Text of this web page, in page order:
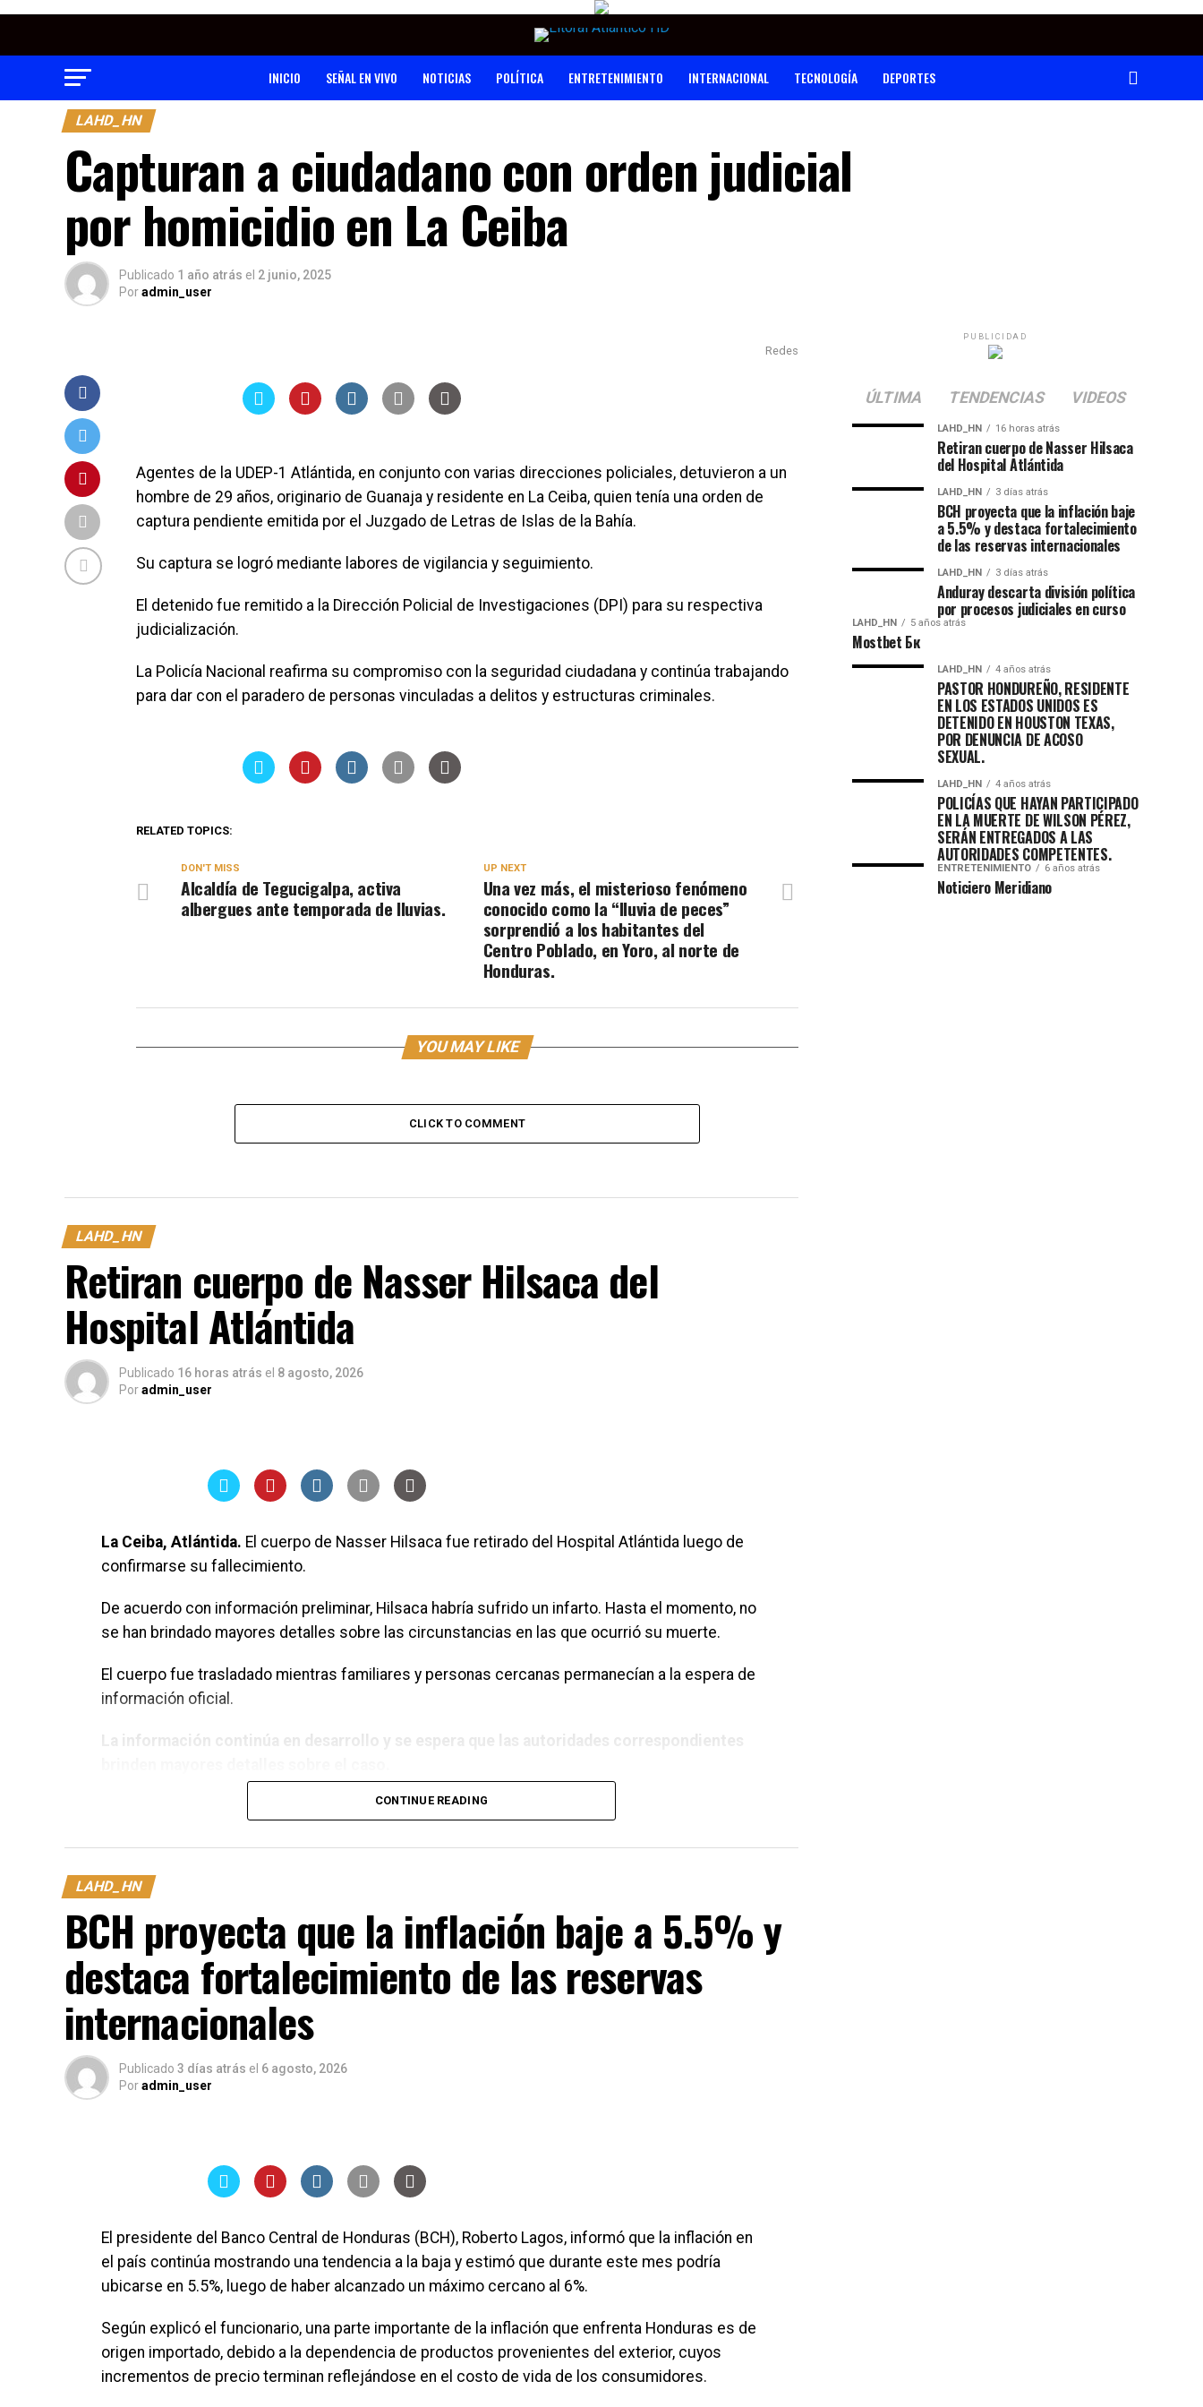
INICIO SEÑAL EN VIVO NOTICIAS POLÍTICA ENTRETENIMIENTO INTERNACIONAL TECNOLOGÍA DEPORTES
LAHD_HN
Capturan a ciudadano con orden judicial
por homicidio en La Ceiba
Publicado 1 año atrás el 2 junio, 2025
Poradmin_user
Redes
Agentes de la UDEP-1 Atlántida, en conjunto con varias direcciones policiales, detuvieron a un
hombre de 29 años, originario de Guanaja y residente en La Ceiba, quien tenía una orden de
captura pendiente emitida por el Juzgado de Letras de Islas de la Bahía.
Su captura se logró mediante labores de vigilancia y seguimiento.
El detenido fue remitido a la Dirección Policial de Investigaciones (DPI) para su respectiva
judicialización.
La Policía Nacional reafirma su compromiso con la seguridad ciudadana y continúa trabajando
para dar con el paradero de personas vinculadas a delitos y estructuras criminales.
RELATED TOPICS:
UP NEXT
Una vez más, el misterioso fenómeno
conocido como la “lluvia de peces”
sorprendió a los habitantes del
Centro Poblado, en Yoro, al norte de
Honduras.
DON'T MISS
Alcaldía de Tegucigalpa, activa
albergues ante temporada de lluvias.
YOU MAY LIKE
CLICK TO COMMENT
LAHD_HN
Retiran cuerpo de Nasser Hilsaca del
Hospital Atlántida
Publicado 16 horas atrás el 8 agosto, 2026
Poradmin_user
La Ceiba, Atlántida. El cuerpo de Nasser Hilsaca fue retirado del Hospital Atlántida luego de
confirmarse su fallecimiento.
De acuerdo con información preliminar, Hilsaca habría sufrido un infarto. Hasta el momento, no
se han brindado mayores detalles sobre las circunstancias en las que ocurrió su muerte.
El cuerpo fue trasladado mientras familiares y personas cercanas permanecían a la espera de
información oficial.
La información continúa en desarrollo y se espera que las autoridades correspondientes
CONTINUE READING
LAHD_HN
BCH proyecta que la inflación baje a 5.5% y
destaca fortalecimiento de las reservas
internacionales
Publicado 3 días atrás el 6 agosto, 2026
Poradmin_user
El presidente del Banco Central de Honduras (BCH), Roberto Lagos, informó que la inflación en
el país continúa mostrando una tendencia a la baja y estimó que durante este mes podría
ubicarse en 5.5%, luego de haber alcanzado un máximo cercano al 6%.
Según explicó el funcionario, una parte importante de la inflación que enfrenta Honduras es de
origen importado, debido a la dependencia de productos provenientes del exterior, cuyos
incrementos de precio terminan reflejándose en el costo de vida de los consumidores.
PUBLICIDAD
ÚLTIMA TENDENCIAS VIDEOS
LAHD_HN 16 horas atrás
Retiran cuerpo de Nasser Hilsaca
del Hospital Atlántida
LAHD_HN 3 días atrás
BCH proyecta que la inflación baje
a 5.5% y destaca fortalecimiento
de las reservas internacionales
LAHD_HN 3 días atrás
Anduray descarta división política
por procesos judiciales en curso
LAHD_HN 5 años atrás
Mostbet Бк
LAHD_HN 4 años atrás
PASTOR HONDUREÑO, RESIDENTE
EN LOS ESTADOS UNIDOS ES
DETENIDO EN HOUSTON TEXAS,
POR DENUNCIA DE ACOSO
SEXUAL.
LAHD_HN 4 años atrás
POLICÍAS QUE HAYAN PARTICIPADO
EN LA MUERTE DE WILSON PÉREZ,
SERÁN ENTREGADOS A LAS
AUTORIDADES COMPETENTES.
ENTRETENIMIENTO 6 años atrás
Noticiero Meridiano